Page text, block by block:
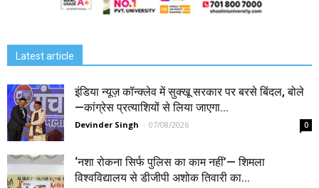
Latest article
इंडिया न्यूज़ कॉन्क्लेव में सुक्खू सरकार पर बरसे बिंदल, बोले
—कांग्रेस प्रत्याशियों से लिया जाएगा...
Devinder Singh - 07/08/2026 0
‘नशा रोकना सिर्फ पुलिस का काम नहीं’— शिमला
विश्वविद्यालय से डीजीपी अशोक तिवारी का...